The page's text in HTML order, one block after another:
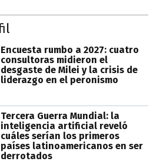
Encuesta rumbo a 2027: cuatro
consultoras midieron el
desgaste de Milei y la crisis de
liderazgo en el peronismo
Tercera Guerra Mundial: la
inteligencia artificial reveló
cuáles serían los primeros
países latinoamericanos en ser
derrotados